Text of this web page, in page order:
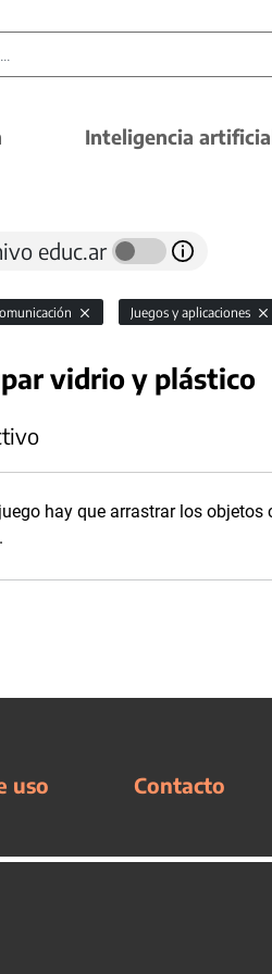
Inteligencia
educ.ar
Juegos y aplicaciones
vidrio y plástico
hay que arrastrar los
uso Contacto